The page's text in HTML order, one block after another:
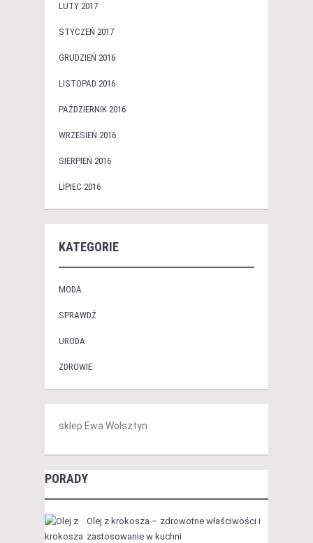
LUTY 2017
STYCZEŃ 2017
GRUDZIEŃ 2016
LISTOPAD 2016
PAŹDZIERNIK 2016
WRZESIEŃ 2016
SIERPIEŃ 2016
LIPIEC 2016
KATEGORIE
MODA
SPRAWDŹ
URODA
ZDROWIE
sklep Ewa Wolsztyn
PORADY
Olej z krokosza – zdrowotne właściwości i
zastosowanie w kuchni